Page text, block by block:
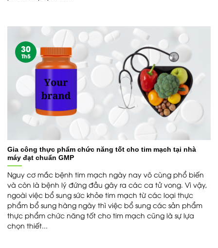
Gia công thực phẩm chức năng tốt cho tim mạch tại nhà
máy đạt chuẩn GMP
Nguy cơ mắc bệnh tim mạch ngày nay vô cùng phổ biến
và còn là bệnh lý đứng đầu gây ra các ca tử vong. Vì vậy,
ngoài việc bổ sung sức khỏe tim mạch từ các loại thực
phẩm bổ sung hàng ngày thì việc bổ sung các sản phẩm
thực phẩm chức năng tốt cho tim mạch cũng là sự lựa
chọn thiết...
30
Th5